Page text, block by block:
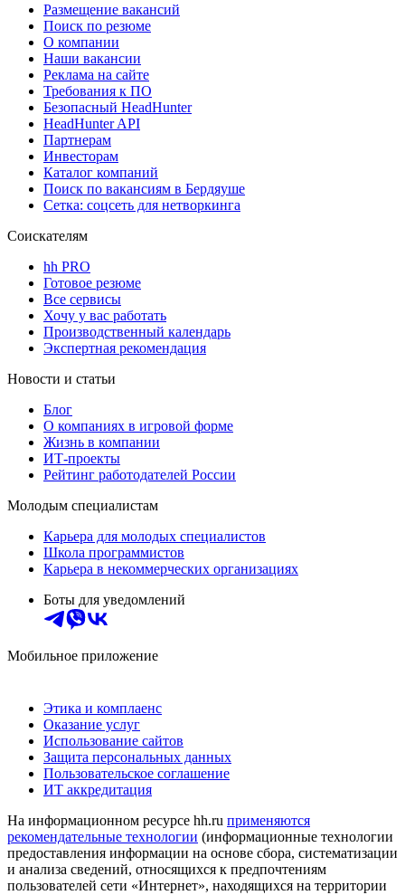
Размещение вакансий
Поиск по резюме
О компании
Наши вакансии
Реклама на сайте
Требования к ПО
Безопасный HeadHunter
HeadHunter API
Партнерам
Инвесторам
Каталог компаний
Поиск по вакансиям в Бердяуше
Сетка: соцсеть для нетворкинга
Соискателям
hh PRO
Готовое резюме
Все сервисы
Хочу у вас работать
Производственный календарь
Экспертная рекомендация
Новости и статьи
Блог
О компаниях в игровой форме
Жизнь в компании
ИТ-проекты
Рейтинг работодателей России
Молодым специалистам
Карьера для молодых специалистов
Школа программистов
Карьера в некоммерческих организациях
Боты для уведомлений
Мобильное приложение
Этика и комплаенс
Оказание услуг
Использование сайтов
Защита персональных данных
Пользовательское соглашение
ИТ аккредитация
На информационном ресурсе hh.ru применяются
рекомендательные технологии (информационные технологии
предоставления информации на основе сбора, систематизации
и анализа сведений, относящихся к предпочтениям
пользователей сети «Интернет», находящихся на территории